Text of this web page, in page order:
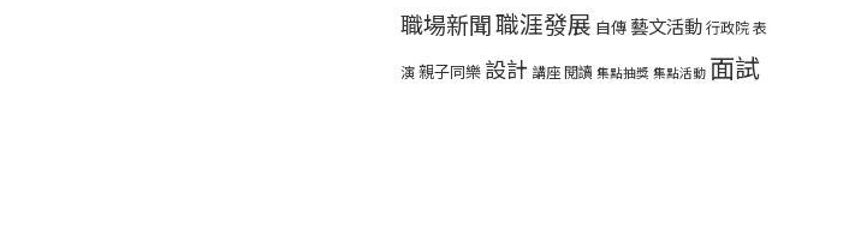
職場新聞職涯發展 自傳 藝文活動行政院表
演親子同樂 設計 講座閱讀 集點抽獎 集點活動 面試